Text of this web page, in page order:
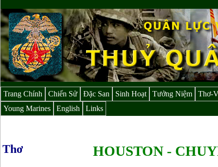
Trang Chính Chiến Sử Đặc San Sinh Hoạt Tưởng Niệm
Thơ-
Young Marines
English Links
Thơ HOUSTON -